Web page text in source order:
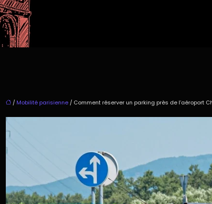
/ Mobilité parisienne / Comment réserver un parking près de l’aéroport